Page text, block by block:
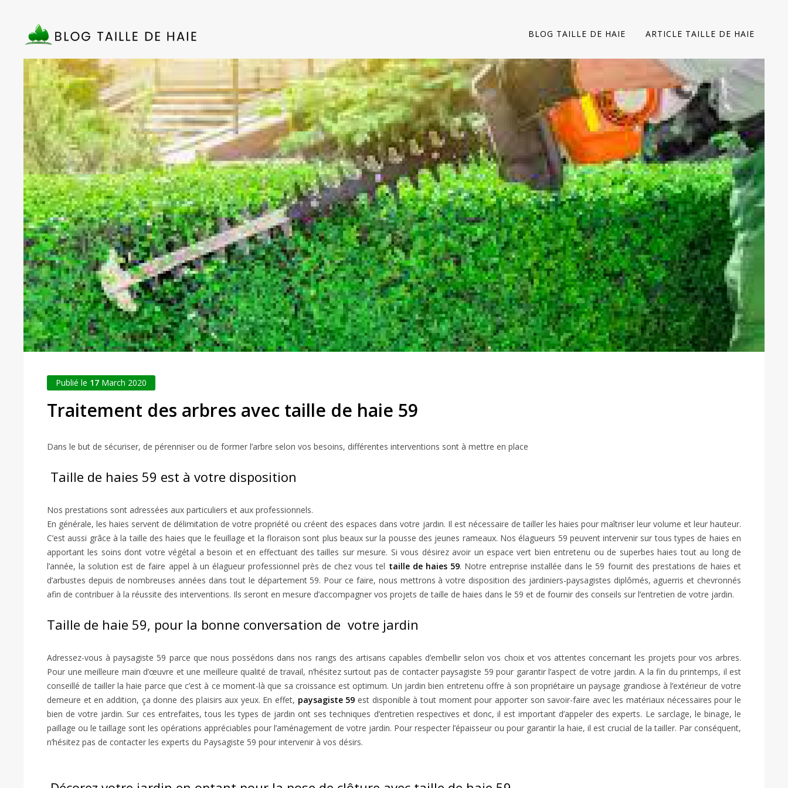
BLOG TAILLE DE HAIE ARTICLE TAILLE DE HAIE
Publié le 17 March 2020
Traitement des arbres avec taille de haie 59
Dans le but de sécuriser, de pérenniser ou de former l’arbre selon vos besoins, différentes interventions sont à mettre en place
Taille de haies 59 est à votre disposition
Nos prestations sont adressées aux particuliers et aux professionnels.
En générale, les haies servent de délimitation de votre propriété ou créent des espaces dans votre jardin. Il est nécessaire de tailler les haies pour maîtriser leur volume et leur hauteur.
C’est aussi grâce à la taille des haies que le feuillage et la floraison sont plus beaux sur la pousse des jeunes rameaux. Nos élagueurs 59 peuvent intervenir sur tous types de haies en
apportant les soins dont votre végétal a besoin et en effectuant des tailles sur mesure. Si vous désirez avoir un espace vert bien entretenu ou de superbes haies tout au long de
l’année, la solution est de faire appel à un élagueur professionnel près de chez vous tel taille de haies 59. Notre entreprise installée dans le 59 fournit des prestations de haies et
d’arbustes depuis de nombreuses années dans tout le département 59. Pour ce faire, nous mettrons à votre disposition des jardiniers-paysagistes diplômés, aguerris et chevronnés
afin de contribuer à la réussite des interventions. Ils seront en mesure d’accompagner vos projets de taille de haies dans le 59 et de fournir des conseils sur l’entretien de votre jardin.
Taille de haie 59, pour la bonne conversation de votre jardin
Adressez-vous à paysagiste 59 parce que nous possédons dans nos rangs des artisans capables d’embellir selon vos choix et vos attentes concernant les projets pour vos arbres.
Pour une meilleure main d’œuvre et une meilleure qualité de travail, n’hésitez surtout pas de contacter paysagiste 59 pour garantir l’aspect de votre jardin. A la fin du printemps, il est
conseillé de tailler la haie parce que c’est à ce moment-là que sa croissance est optimum. Un jardin bien entretenu offre à son propriétaire un paysage grandiose à l’extérieur de votre
demeure et en addition, ça donne des plaisirs aux yeux. En effet, paysagiste 59 est disponible à tout moment pour apporter son savoir-faire avec les matériaux nécessaires pour le
bien de votre jardin. Sur ces entrefaites, tous les types de jardin ont ses techniques d’entretien respectives et donc, il est important d’appeler des experts. Le sarclage, le binage, le
paillage ou le taillage sont les opérations appréciables pour l’aménagement de votre jardin. Pour respecter l’épaisseur ou pour garantir la haie, il est crucial de la tailler. Par conséquent,
n’hésitez pas de contacter les experts du Paysagiste 59 pour intervenir à vos désirs.